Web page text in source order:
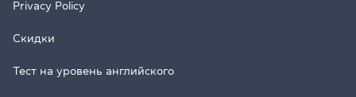
Privacy Policy
Скидки
Тест на уровень английского